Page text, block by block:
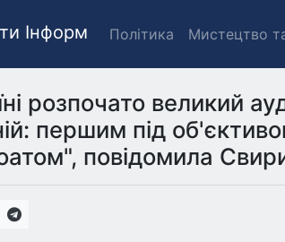
Інформ Політика Мистецтво
розпочато великий
першим під
повідомила